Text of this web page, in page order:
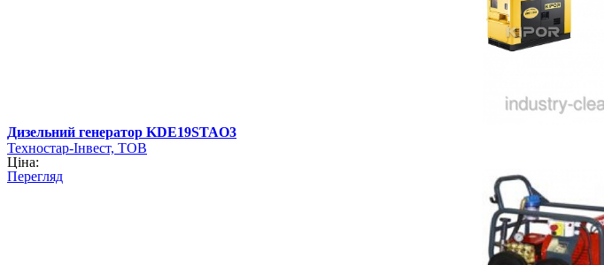
Дизельний генератор KDE19STAO3
Техностар-Інвест, ТОВ
Ціна:
Перегляд